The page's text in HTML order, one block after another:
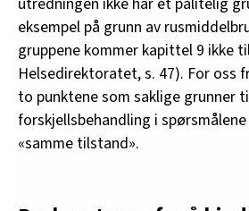
eksempel på grunn av
gruppene kommer kapittel 9 ikke
Helsedirektoratet, s. 47). For oss
to punktene som saklige grunner
forskjellsbehandling i
«samme tilstand».